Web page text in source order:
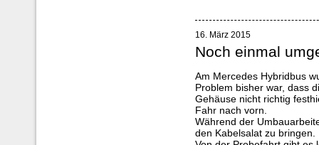
16. März 2015
Noch einmal
Am Mercedes Hybridbus
Problem bisher war, dass
Gehäuse nicht richtig
Fahr nach vorn.
Während der
den Kabelsalat zu bringen.